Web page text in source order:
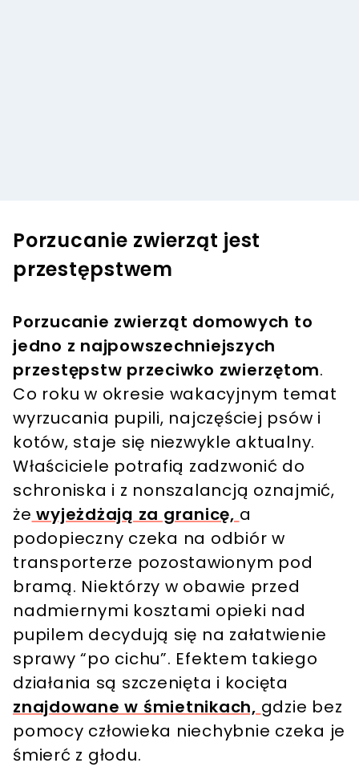
Porzucanie zwierząt jest
przestępstwem
Porzucanie zwierząt domowych to
jedno z najpowszechniejszych
przestępstw przeciwko zwierzętom.
Co roku w okresie wakacyjnym temat
wyrzucania pupili, najczęściej psów i
kotów, staje się niezwykle aktualny.
Właściciele potrafią zadzwonić do
schroniska i z nonszalancją oznajmić,
że wyjeżdżają za granicę, a
podopieczny czeka na odbiór w
transporterze pozostawionym pod
bramą. Niektórzy w obawie przed
nadmiernymi kosztami opieki nad
pupilem decydują się na załatwienie
sprawy “po cichu”. Efektem takiego
działania są szczenięta i kocięta
znajdowane w śmietnikach, gdzie bez
pomocy człowieka niechybnie czeka je
śmierć z głodu.